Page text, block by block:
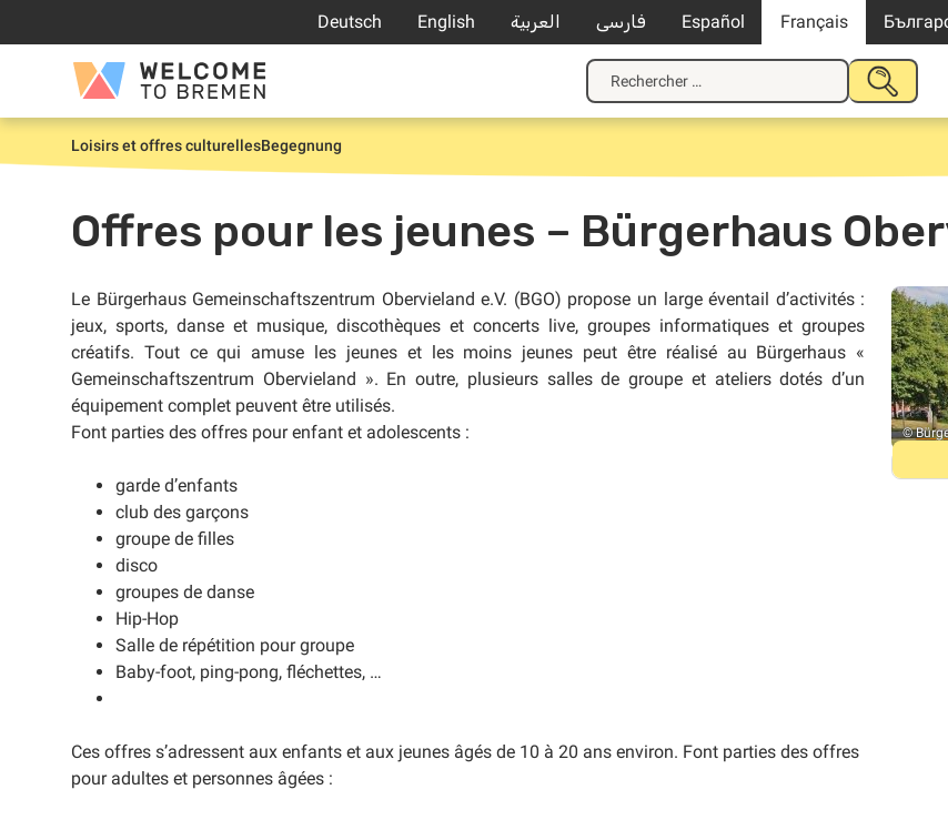
Deutsch English العربية فارسی Español Français
Welcome
to
Bremen
Recherche
pour
:
Accueil
Loisirs et offres culturellesBegegnung
Offres pour les jeunes – Bürgerhaus
Le Bürgerhaus Gemeinschaftszentrum Obervieland e.V. (BGO) propose un large éventail d’activités :
jeux, sports, danse et musique, discothèques et concerts live, groupes informatiques et groupes
créatifs. Tout ce qui amuse les jeunes et les moins jeunes peut être réalisé au Bürgerhaus «
Gemeinschaftszentrum Obervieland ». En outre, plusieurs salles de groupe et ateliers dotés d’un
équipement complet peuvent être utilisés.
Font parties des offres pour enfant et adolescents :
garde d’enfants
club des garçons
groupe de filles
disco
groupes de danse
Hip-Hop
Salle de répétition pour groupe
Baby-foot, ping-pong, fléchettes, …
Ces offres s’adressent aux enfants et aux jeunes âgés de 10 à 20 ans environ. Font parties des offres
pour adultes et personnes âgées :
©